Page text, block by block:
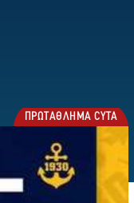
ΠΡΩΤΑΘΛΗΜΑ CYTA